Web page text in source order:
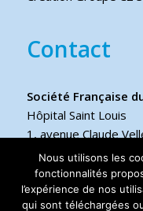
Contact
Société Française
Hôpital Saint Louis
1, avenue Claude
75475 Paris cedex
Téléphone
Nous utilisons les
fonctionnalités
l’expérience de nos
qui sont téléchargées